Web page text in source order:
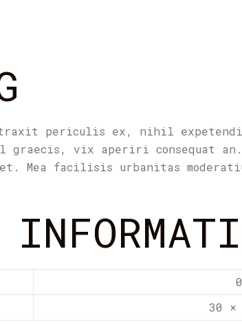
periculis ex, nihil
vix aperiri consequat
Mea facilisis urbanitas
30 ×